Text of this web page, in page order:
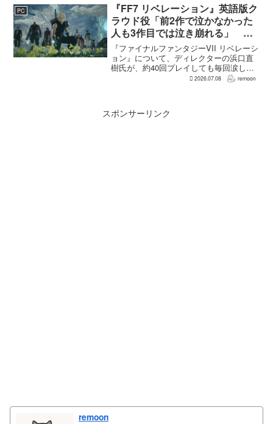
たうえで物語を任せるためだ。電ファミ
ニコゲーマーが...
PC
『FF7 リベレーション』英語版ク
ラウド役「前2作で泣かなかった
人も3作目では泣き崩れる」 浜
口Dも約40回泣いたクラウドの重
要場面に言及
『ファイナルファンタジーVII リベレーシ
ョン』について、ディレクターの浜口直
樹氏が、約40回プレイしても毎回涙した
というクラウドの重要な場面について語
2026.07.08 remoon
スポンサーリンク
remoon